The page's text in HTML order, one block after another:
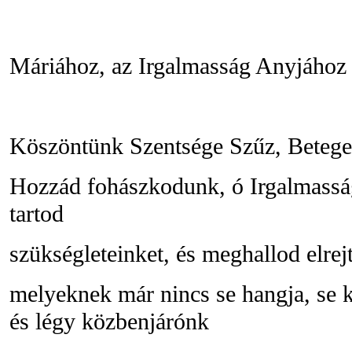
Máriához, az Irgalmasság Anyjához
Köszöntünk Szentsége Szűz,
Hozzád fohászkodunk, ó
tartod
szükségleteinket, és meghallod
melyeknek már nincs se hangja, se
és légy közbenjárónk